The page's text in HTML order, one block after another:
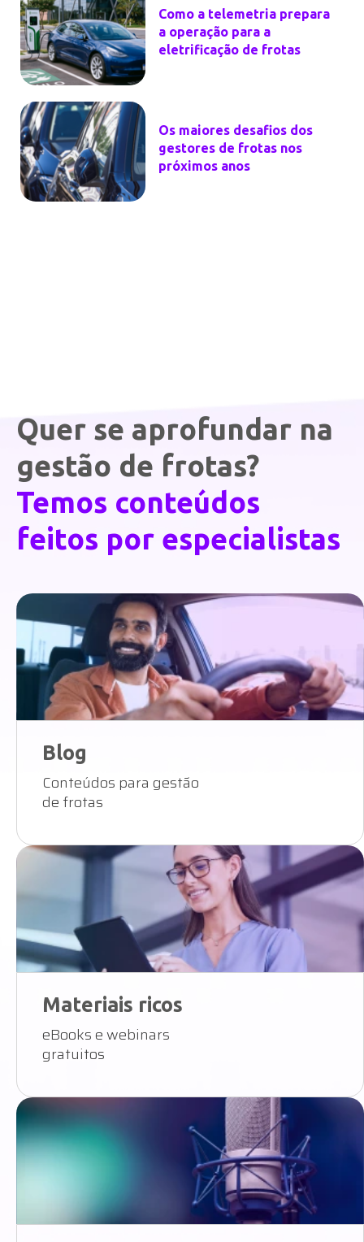
Como a telemetria prepara
a operação para a
eletrificação de frotas
Os maiores desafios dos
gestores de frotas nos
próximos anos
Quer se aprofundar na
gestão de frotas?
Temos conteúdos
feitos por especialistas
Blog
Conteúdos para gestão
de frotas
Materiais ricos
eBooks e webinars
gratuitos